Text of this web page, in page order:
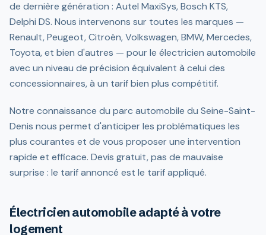
de dernière génération : Autel MaxiSys, Bosch KTS,
Delphi DS. Nous intervenons sur toutes les marques —
Renault, Peugeot, Citroën, Volkswagen, BMW, Mercedes,
Toyota, et bien d'autres — pour le électricien automobile
avec un niveau de précision équivalent à celui des
concessionnaires, à un tarif bien plus compétitif.
Notre connaissance du parc automobile du Seine-Saint-
Denis nous permet d'anticiper les problématiques les
plus courantes et de vous proposer une intervention
rapide et efficace. Devis gratuit, pas de mauvaise
surprise : le tarif annoncé est le tarif appliqué.
Électricien automobile adapté à votre
logement